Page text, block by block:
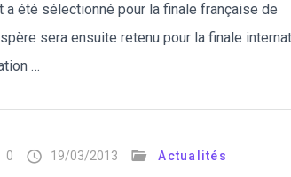
a été sélectionné pour la finale française de
sera ensuite retenu pour la finale
…
0 19/03/2013 Actualités